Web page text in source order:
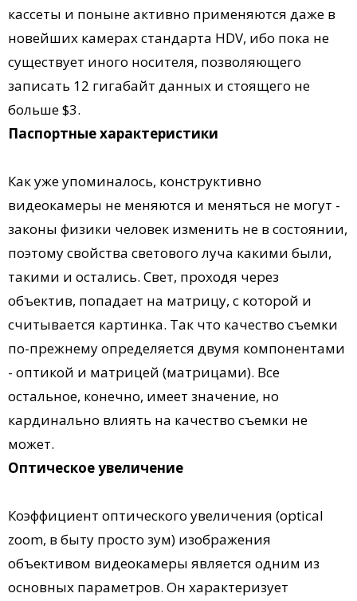
кассеты и поныне активно применяются даже в
новейших камерах стандарта HDV, ибо пока не
существует иного носителя, позволяющего
записать 12 гигабайт данных и стоящего не
больше $3.
Паспортные характеристики
Как уже упоминалось, конструктивно
видеокамеры не меняются и меняться не могут -
законы физики человек изменить не в состоянии,
поэтому свойства светового луча какими были,
такими и остались. Свет, проходя через
объектив, попадает на матрицу, с которой и
считывается картинка. Так что качество съемки
по-прежнему определяется двумя компонентами
- оптикой и матрицей (матрицами). Все
остальное, конечно, имеет значение, но
кардинально влиять на качество съемки не
может.
Оптическое увеличение
Коэффициент оптического увеличения (optical
zoom, в быту просто зум) изображения
объективом видеокамеры является одним из
основных параметров. Он характеризует